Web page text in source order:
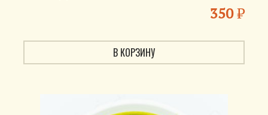
350₽
В КОРЗИНУ